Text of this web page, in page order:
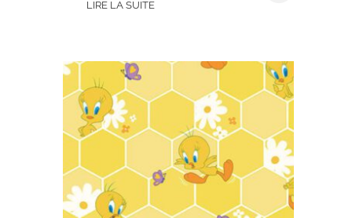
LIRE LA SUITE